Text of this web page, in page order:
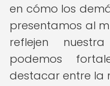
en cómo los
presentamos al
reflejen
podemos
destacar entre la